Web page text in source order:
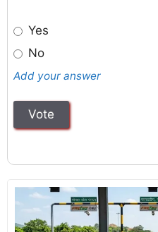
Yes
No
Add your answer